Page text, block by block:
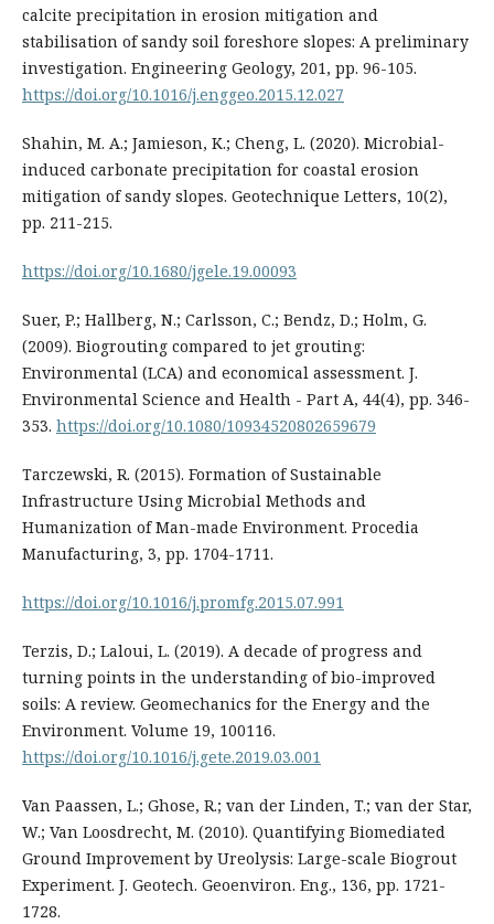
calcite precipitation in erosion mitigation and
stabilisation of sandy soil foreshore slopes: A preliminary
investigation. Engineering Geology, 201, pp. 96-105.
https://doi.org/10.1016/j.enggeo.2015.12.027
Shahin, M. A.; Jamieson, K.; Cheng, L. (2020). Microbial-
induced carbonate precipitation for coastal erosion
mitigation of sandy slopes. Geotechnique Letters, 10(2),
pp. 211-215.
https://doi.org/10.1680/jgele.19.00093
Suer, P.; Hallberg, N.; Carlsson, C.; Bendz, D.; Holm, G.
(2009). Biogrouting compared to jet grouting:
Environmental (LCA) and economical assessment. J.
Environmental Science and Health - Part A, 44(4), pp. 346-
353. https://doi.org/10.1080/10934520802659679
Tarczewski, R. (2015). Formation of Sustainable
Infrastructure Using Microbial Methods and
Humanization of Man-made Environment. Procedia
Manufacturing, 3, pp. 1704-1711.
https://doi.org/10.1016/j.promfg.2015.07.991
Terzis, D.; Laloui, L. (2019). A decade of progress and
turning points in the understanding of bio-improved
soils: A review. Geomechanics for the Energy and the
Environment. Volume 19, 100116.
https://doi.org/10.1016/j.gete.2019.03.001
Van Paassen, L.; Ghose, R.; van der Linden, T.; van der Star,
W.; Van Loosdrecht, M. (2010). Quantifying Biomediated
Ground Improvement by Ureolysis: Large-scale Biogrout
Experiment. J. Geotech. Geoenviron. Eng., 136, pp. 1721-
1728.